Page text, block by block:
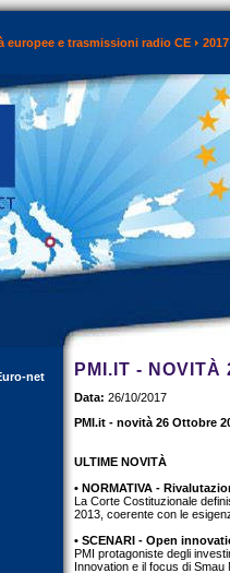
europee e trasmissioni radio CE 2017
net PMI.IT - NOVITÀ
Data: 26/10/2017
PMI.it - novità 26 Ottobre
ULTIME NOVITÀ
• NORMATIVA -
La Corte Costituzionale
2013, coerente con le
• SCENARI - Open
PMI protagoniste degli
Innovation e il focus di